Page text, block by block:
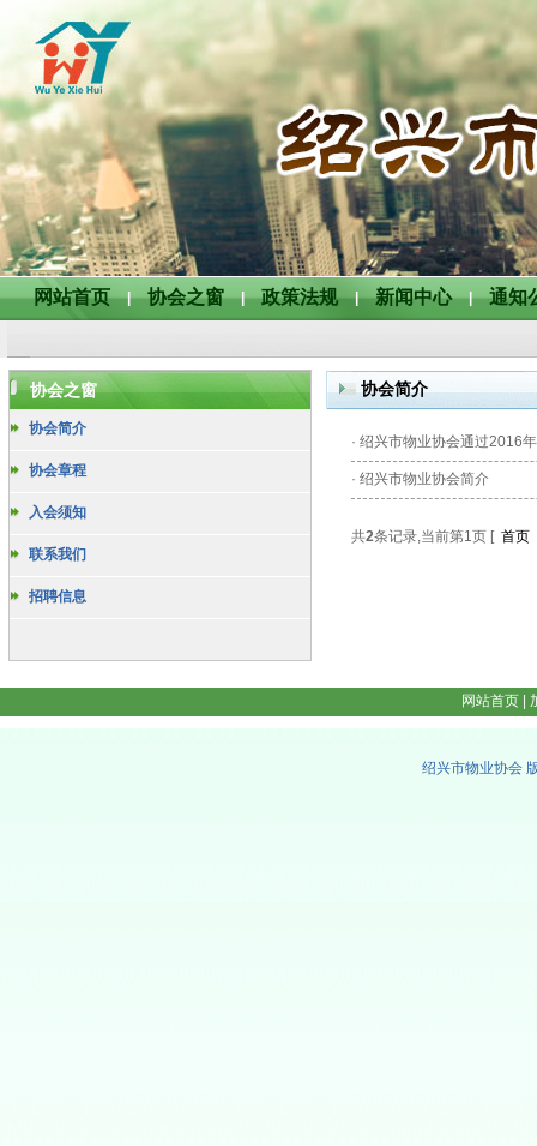
网站首页 | 协会之窗 | 政策法规 | 新闻中心 | 通知
协会之窗
协会简介
协会章程
入会须知
联系我们
招聘信息
协会简介
· 绍兴市物业协会通过2016
· 绍兴市物业协会简介
共2条记录,当前第1页 [ 首页
网站首页
绍兴市物业协会